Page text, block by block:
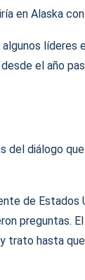
en Alaska
líderes
el año
del diálogo
de Estados
preguntas.
trato hasta